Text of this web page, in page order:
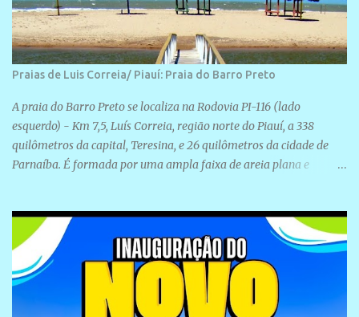
Praias de Luis Correia/ Piauí: Praia do Barro Preto
A praia do Barro Preto se localiza na Rodovia PI-116 (lado
esquerdo) - Km 7,5, Luís Correia, região norte do Piauí, a 338
quilômetros da capital, Teresina, e 26 quilômetros da cidade de
Parnaíba. É formada por uma ampla faixa de areia plana e
devido ao extensivo molhe de pedras que não chegam a 2 metros
de altura, não apresentando dunas em seu espaço geográfico. Não
se sabe ao certo porque a praia leva esse nome, e muitas das suas
historias foram esquecidas ao longo do tempo. A praia é
frequentada por moradores e turistas, em geral veranistas